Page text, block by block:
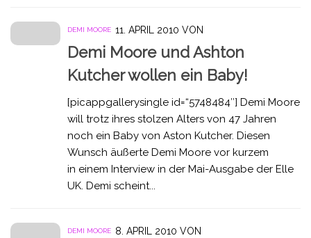
DEMI MOORE 11. APRIL 2010 VON
Demi Moore und Ashton
Kutcher wollen ein Baby!
[picappgallerysingle id=“5748484″] Demi Moore
will trotz ihres stolzen Alters von 47 Jahren
noch ein Baby von Aston Kutcher. Diesen
Wunsch äußerte Demi Moore vor kurzem
in einem Interview in der Mai-Ausgabe der Elle
UK. Demi scheint...
DEMI MOORE 8. APRIL 2010 VON